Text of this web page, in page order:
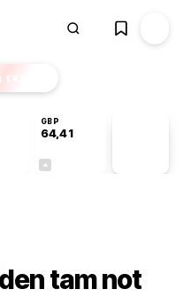
EKSTRA
GBP
64,41
tam not